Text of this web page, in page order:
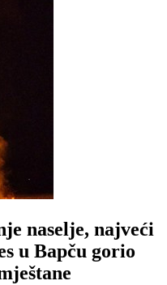
naselje, najveći
u Bapču gorio